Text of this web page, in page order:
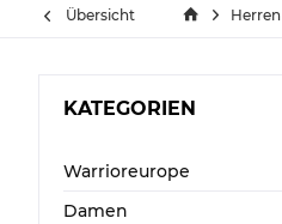
Übersicht Herren
KATEGORIEN
Warrioreurope
Damen